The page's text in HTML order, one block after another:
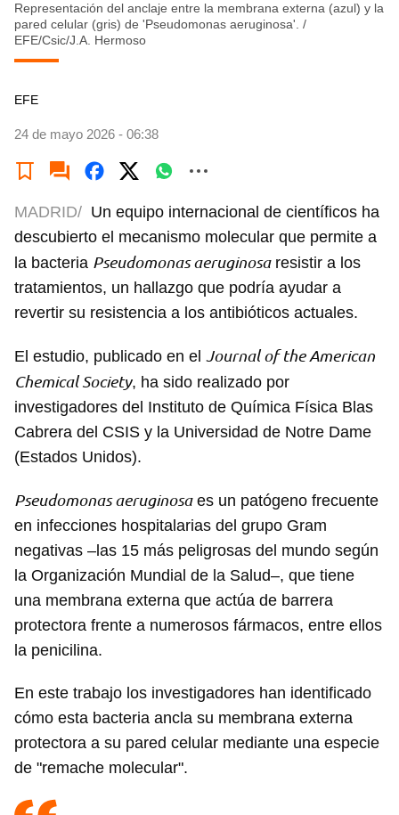
Representación del anclaje entre la membrana externa (azul) y la
pared celular (gris) de 'Pseudomonas aeruginosa'. /
EFE/Csic/J.A. Hermoso
EFE
24 de mayo 2026 - 06:38
MADRID/ Un equipo internacional de científicos ha
descubierto el mecanismo molecular que permite a
la bacteria Pseudomonas aeruginosaresistir a los
tratamientos, un hallazgo que podría ayudar a
revertir su resistencia a los antibióticos actuales.
El estudio, publicado en el Journal of the American
Chemical Society, ha sido realizado por
investigadores del Instituto de Química Física Blas
Cabrera del CSIS y la Universidad de Notre Dame
(Estados Unidos).
Pseudomonas aeruginosaes un patógeno frecuente
en infecciones hospitalarias del grupo Gram
negativas –las 15 más peligrosas del mundo según
la Organización Mundial de la Salud–, que tiene
una membrana externa que actúa de barrera
protectora frente a numerosos fármacos, entre ellos
la penicilina.
En este trabajo los investigadores han identificado
cómo esta bacteria ancla su membrana externa
protectora a su pared celular mediante una especie
de "remache molecular".